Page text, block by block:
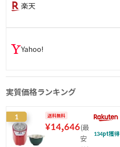
楽天
Yahoo!
実質価格ランキング
1 送料無料
¥14,646(最
安
134pt獲得